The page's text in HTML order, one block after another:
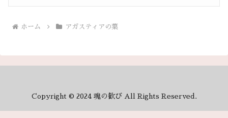
ホーム アガスティアの葉
Copyright © 2024 魂の歓び All Rights Reserved.